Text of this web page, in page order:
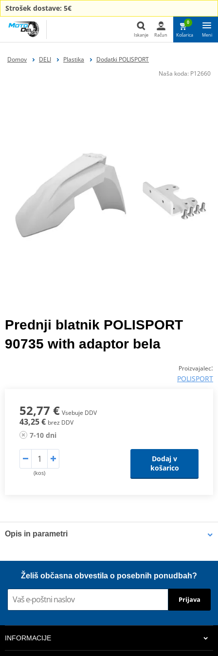
Strošek dostave: 5€
Iskanje Račun
0
Košarica Meni
Domov DELI Plastika
Dodatki POLISPORT
Naša koda: P12660
Prednji blatnik POLISPORT
90735 with adaptor bela
Proizvajalec:
POLISPORT
52,77 € Vsebuje DDV
43,25 € brez DDV
7-10 dni
(kos)
Dodaj v
košarico
Opis in parametri
Želiš občasna obvestila o posebnih ponudbah?
Prijava
INFORMACIJE